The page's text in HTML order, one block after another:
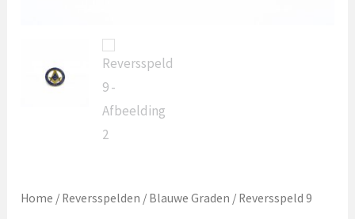
Home / Reversspelden / Blauwe Graden / Reversspeld 9